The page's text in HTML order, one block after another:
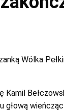
Wólka
głową